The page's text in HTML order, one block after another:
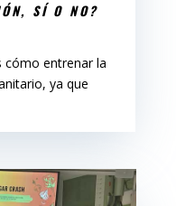
SÍ O NO?
cómo entrenar la
ya que